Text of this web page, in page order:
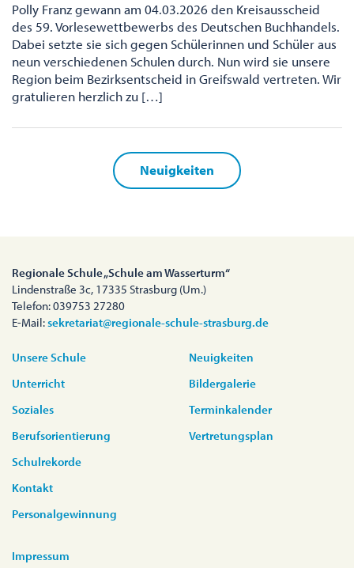
Polly Franz gewann am 04.03.2026 den Kreisausscheid
des 59. Vorlesewettbewerbs des Deutschen Buchhandels.
Dabei setzte sie sich gegen Schülerinnen und Schüler aus
neun verschiedenen Schulen durch. Nun wird sie unsere
Region beim Bezirksentscheid in Greifswald vertreten. Wir
gratulieren herzlich zu […]
Neuigkeiten
Unsere Schule
Unterricht
Soziales
Berufsorientierung
Schulrekorde
Kontakt
Personalgewinnung
Neuigkeiten
Bildergalerie
Terminkalender
Vertretungsplan
Impressum
Regionale Schule „Schule am Wasserturm“
Lindenstraße 3c, 17335 Strasburg (Um.)
Telefon: 039753 27280
E-Mail:sekretariat@regionale-schule-strasburg.de